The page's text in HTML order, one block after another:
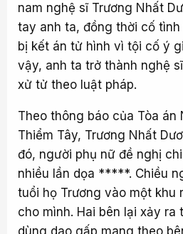
nam nghệ sĩ Trương Nhất
tay anh ta, đồng thời cố
bị kết án tử hình vì tội cố ý
vậy, anh ta trở thành nghệ
xử tử theo luật pháp.
Theo thông báo của Tòa
Thiểm Tây, Trương Nhất
đó, người phụ nữ đề nghị
nhiều lần dọa *****. Chiều
tuổi họ Trương vào một khu
cho mình. Hai bên lại xảy
dùng dao gấp mang theo